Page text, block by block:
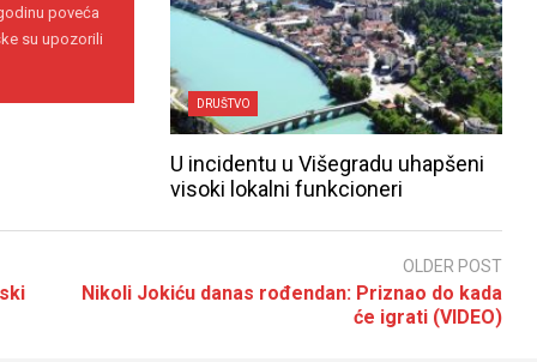
poveća
su upozorili
DRUŠTVO
U incidentu u Višegradu uhapšeni
visoki lokalni funkcioneri
OLDER POST
Nikoli Jokiću danas rođendan: Priznao do kada
će igrati (VIDEO)